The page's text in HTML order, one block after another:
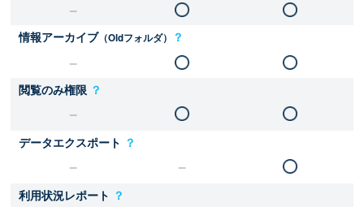
情報アーカイブ（Oldフォルダ） ？
閲覧のみ権限 ？
データエクスポート ？
利用状況レポート ？